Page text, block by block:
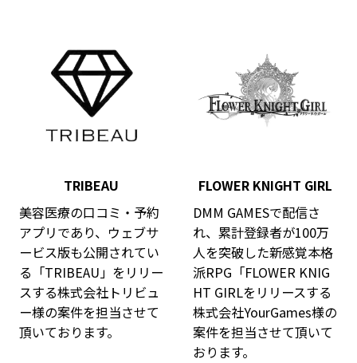
TRIBEAU
美容医療の口コミ・予約
アプリであり、ウェブサ
ービス版も公開されてい
る「TRIBEAU」をリリー
スする株式会社トリビュ
ー様の案件を担当させて
頂いております。
FLOWER KNIGHT GIRL
DMM GAMESで配信さ
れ、累計登録者が100万
人を突破した新感覚本格
派RPG「FLOWER KNIG
HT GIRLをリリースする
株式会社YourGames様の
案件を担当させて頂いて
おります。